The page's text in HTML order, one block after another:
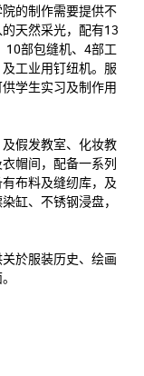
的制作需要提供不
天然采光，配有13
10部包缝机、4部工
工业用钉纽机。服
学生实习及制作用
假发教室、化妆教
帽间，配备一系列
布料及缝纫库，及
缸、不锈钢浸盘，
於服装历史、绘画